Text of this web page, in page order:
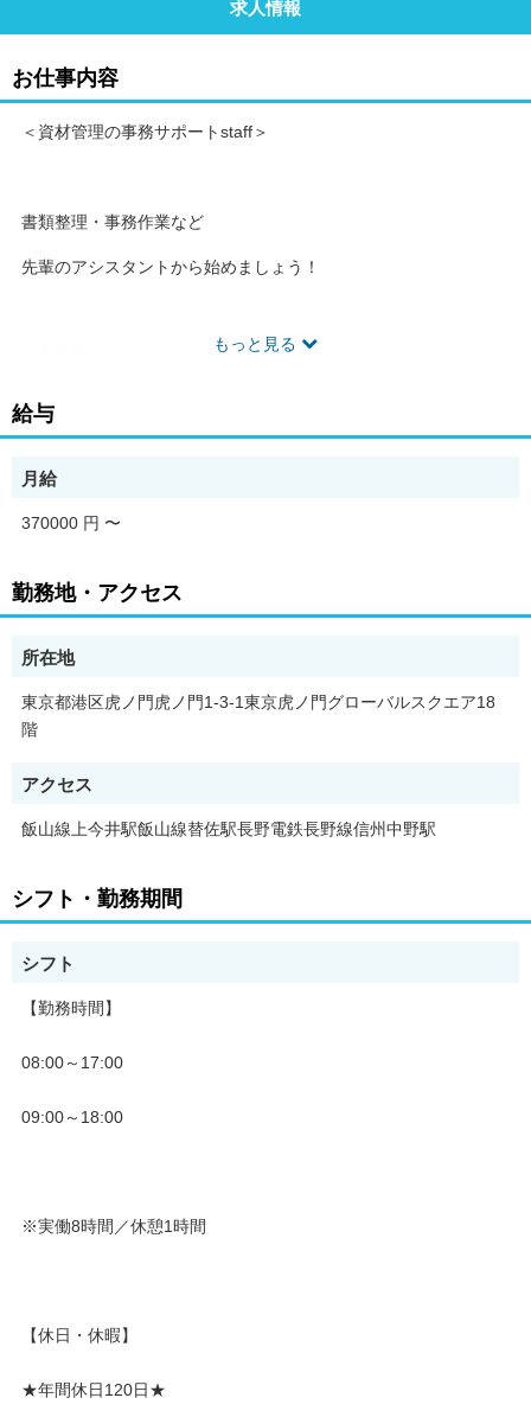
求人情報
お仕事内容
もっと見る
＜資材管理の事務サポートstaff＞
書類整理・事務作業など
先輩のアシスタントから始めましょう！
■工事で使用する資材の発注・在庫確認
■請求書の対応
■物件管理
■工事の進行確認
【必要な資材を発注→届いた資材の確認】
わからないこともあると思います。
給与
月給
370000 円 〜
勤務地・アクセス
所在地
東京都港区虎ノ門虎ノ門1-3-1東京虎ノ門グローバルスクエア18
階
アクセス
飯山線上今井駅飯山線替佐駅長野電鉄長野線信州中野駅
シフト・勤務期間
シフト
【勤務時間】
08:00～17:00
09:00～18:00
※実働8時間／休憩1時間
【休日・休暇】
★年間休日120日★